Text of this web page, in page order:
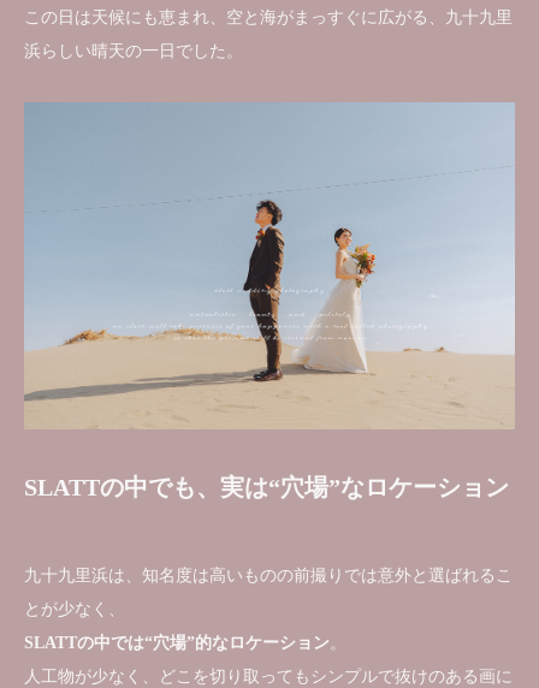
この日は天候にも恵まれ、空と海がまっすぐに広がる、九十九里
浜らしい晴天の一日でした。
SLATTの中でも、実は“穴場”なロケーション
九十九里浜は、知名度は高いものの前撮りでは意外と選ばれるこ
とが少なく、
SLATTの中では“穴場”的なロケーション。
人工物が少なく、どこを切り取ってもシンプルで抜けのある画に